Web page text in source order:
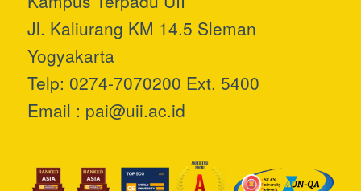
Jl. Kaliurang KM 14.5 Sleman
Yogyakarta
Telp: 0274-7070200 Ext. 5400
Email : pai@uii.ac.id